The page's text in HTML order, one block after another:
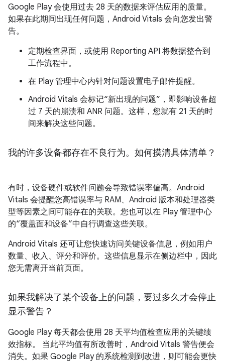
Google Play 会使用过去 28 天的数据来评估应用的质量。
如果在此期间出现任何问题，Android Vitals 会向您发出警
告。
定期检查界面，或使用 Reporting API 将数据整合到
工作流程中。
在 Play 管理中心内针对问题设置电子邮件提醒。
Android Vitals 会标记“新出现的问题”，即影响设备超
过 7 天的崩溃和 ANR 问题。这样，您就有 21 天的时
间来解决这些问题。
我的许多设备都存在不良行为。如何摸清具体清单？
有时，设备硬件或软件问题会导致错误率偏高。Android
Vitals 会提醒您高错误率与 RAM、Android 版本和处理器类
型等因素之间可能存在的关联。您也可以在 Play 管理中心
的“覆盖面和设备”中自行调查这些关联。
Android Vitals 还可让您快速访问关键设备信息，例如用户
数量、收入、评分和评价。这些信息显示在侧边栏中，因此
您无需离开当前页面。
如果我解决了某个设备上的问题，要过多久才会停止
显示警告？
Google Play 每天都会使用 28 天平均值检查应用的关键绩
效指标。 当此平均值有所改善时，Android Vitals 警告便会
消失。如果 Google Play 的系统检测到改进，则可能会更快